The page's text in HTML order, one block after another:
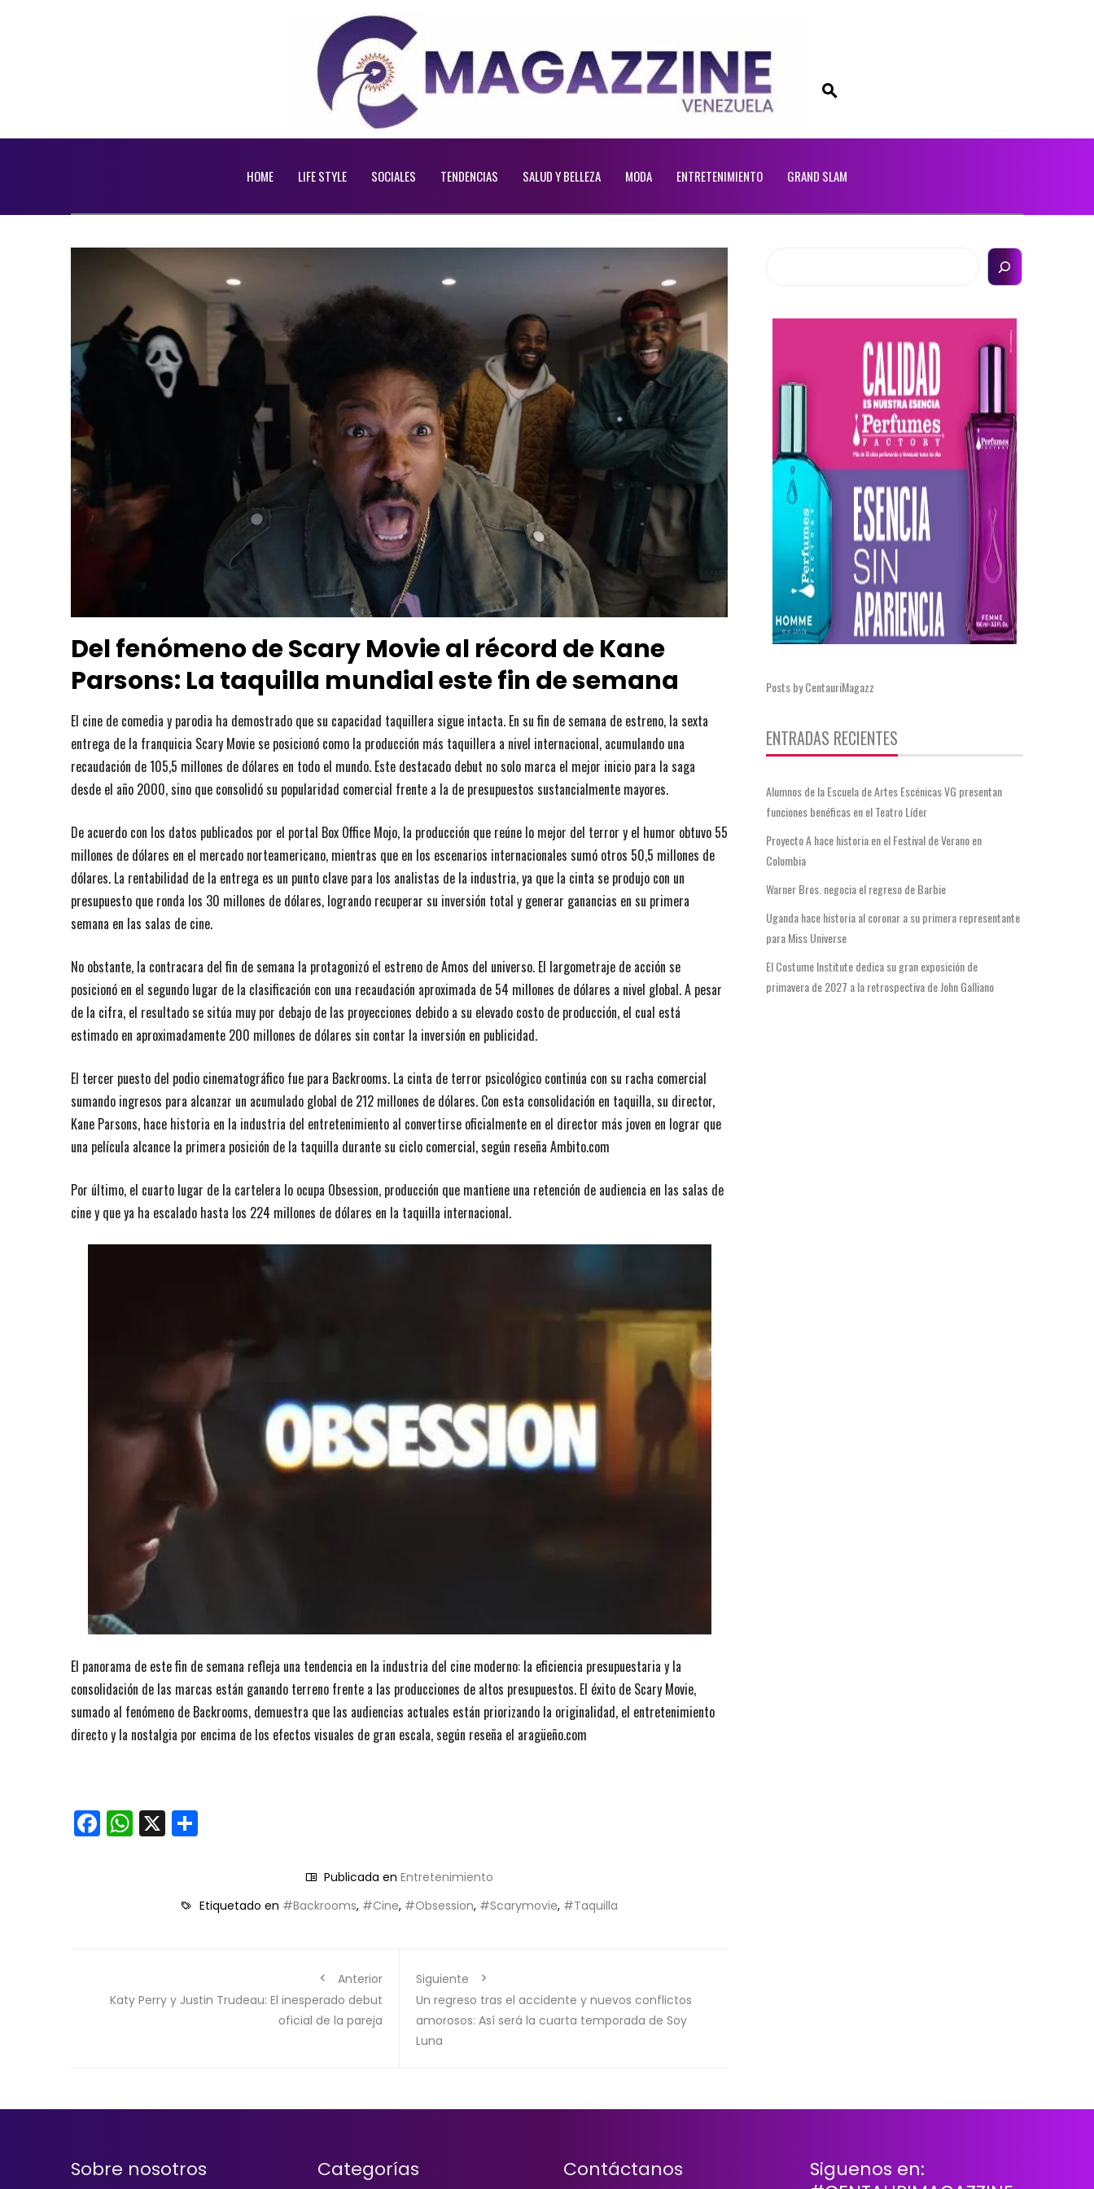
HOME LIFE STYLE SOCIALES TENDENCIAS SALUD Y BELLEZA MODA ENTRETENIMIENTO GRAND SLAM
Del fenómeno de Scary Movie al récord de Kane
Parsons: La taquilla mundial este fin de semana
El cine de comedia y parodia ha demostrado que su capacidad taquillera sigue intacta. En su fin de semana de estreno, la sexta
entrega de la franquicia Scary Movie se posicionó como la producción más taquillera a nivel internacional, acumulando una
recaudación de 105,5 millones de dólares en todo el mundo. Este destacado debut no solo marca el mejor inicio para la saga
desde el año 2000, sino que consolidó su popularidad comercial frente a la de presupuestos sustancialmente mayores.
De acuerdo con los datos publicados por el portal Box Office Mojo, la producción que reúne lo mejor del terror y el humor obtuvo 55
millones de dólares en el mercado norteamericano, mientras que en los escenarios internacionales sumó otros 50,5 millones de
dólares. La rentabilidad de la entrega es un punto clave para los analistas de la industria, ya que la cinta se produjo con un
presupuesto que ronda los 30 millones de dólares, logrando recuperar su inversión total y generar ganancias en su primera
semana en las salas de cine.
No obstante, la contracara del fin de semana la protagonizó el estreno de Amos del universo. El largometraje de acción se
posicionó en el segundo lugar de la clasificación con una recaudación aproximada de 54 millones de dólares a nivel global. A pesar
de la cifra, el resultado se sitúa muy por debajo de las proyecciones debido a su elevado costo de producción, el cual está
estimado en aproximadamente 200 millones de dólares sin contar la inversión en publicidad.
El tercer puesto del podio cinematográfico fue para Backrooms. La cinta de terror psicológico continúa con su racha comercial
sumando ingresos para alcanzar un acumulado global de 212 millones de dólares. Con esta consolidación en taquilla, su director,
Kane Parsons, hace historia en la industria del entretenimiento al convertirse oficialmente en el director más joven en lograr que
una película alcance la primera posición de la taquilla durante su ciclo comercial, según reseña Ambito.com
Por último, el cuarto lugar de la cartelera lo ocupa Obsession, producción que mantiene una retención de audiencia en las salas de
cine y que ya ha escalado hasta los 224 millones de dólares en la taquilla internacional.
El panorama de este fin de semana refleja una tendencia en la industria del cine moderno: la eficiencia presupuestaria y la
consolidación de las marcas están ganando terreno frente a las producciones de altos presupuestos. El éxito de Scary Movie,
sumado al fenómeno de Backrooms, demuestra que las audiencias actuales están priorizando la originalidad, el entretenimiento
directo y la nostalgia por encima de los efectos visuales de gran escala, según reseña el aragüeño.com
Facebook
WhatsApp
X
Publicada enEntretenimiento
Etiquetado en #Backrooms, #Cine, #Obsession, #Scarymovie, #Taquilla
Anterior
Katy Perry y Justin Trudeau: El inesperado debut
oficial de la pareja
Siguiente
Un regreso tras el accidente y nuevos conflictos
amorosos: Así será la cuarta temporada de Soy
Luna
Posts by CentauriMagazz
ENTRADAS RECIENTES
Alumnos de la Escuela de Artes Escénicas VG presentan
funciones benéficas en el Teatro Líder
Proyecto A hace historia en el Festival de Verano en
Colombia
Warner Bros. negocia el regreso de Barbie
Uganda hace historia al coronar a su primera representante
para Miss Universe
El Costume Institute dedica su gran exposición de
primavera de 2027 a la retrospectiva de John Galliano
Sobre nosotros Categorías Contáctanos
Siguenos en: